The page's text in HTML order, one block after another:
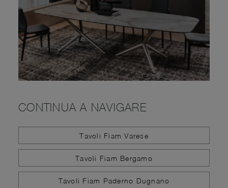
CONTINUA A NAVIGARE
Tavoli Fiam Varese
Tavoli Fiam Bergamo
Tavoli Fiam Paderno Dugnano